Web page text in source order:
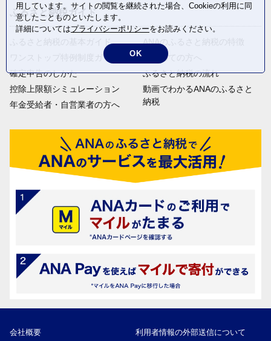
ふるさと納税ガイド
ふるさと納税の基本ガイド
ワンストップ特例制度ガイド
確定申告のしかた
控除上限額シミュレーション
年金受給者・自営業者の方へ
ANAのふるさと納税の特徴
はじめての方へ
ふるさと納税の流れ
動画でわかるANAのふるさと
納税
会社概要 利用者情報の外部送信について
用しています。サイトの閲覧を継続された場合、Cookieの利用に同
意したことものといたします。
詳細についてはプライバシーポリシーをお読みください。
OK